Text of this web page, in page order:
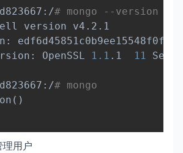
# mongo --version
OpenSSL
1.1 .1 11 Sep
# mongo
( )
Copy
用户